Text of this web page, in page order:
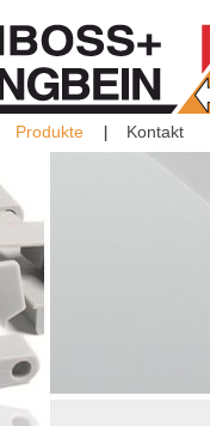
Produkte Kontakt